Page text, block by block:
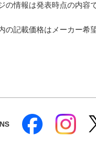
の情報は発表時点の内容
の記載価格はメーカー希